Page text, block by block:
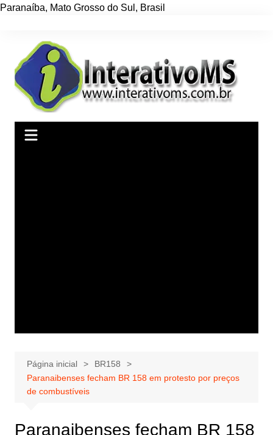
Paranaíba, Mato Grosso do Sul , Brasil
conteúdo
Página inicial
BR158
Paranaibenses fecham BR 158 em protesto por preços
de combustíveis
Paranaibenses fecham BR 158